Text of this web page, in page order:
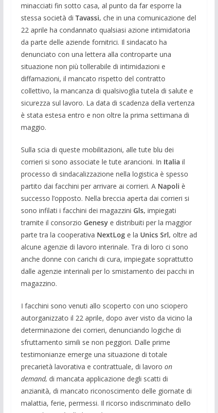
minacciati fin sotto casa, al punto da far esporre la
stessa società di Tavassi, che in una comunicazione del
22 aprile ha condannato qualsiasi azione intimidatoria
da parte delle aziende fornitrici. Il sindacato ha
denunciato con una lettera alla controparte una
situazione non più tollerabile di intimidazioni e
diffamazioni, il mancato rispetto del contratto
collettivo, la mancanza di qualsivoglia tutela di salute e
sicurezza sul lavoro. La data di scadenza della vertenza
è stata estesa entro e non oltre la prima settimana di
maggio.
Sulla scia di queste mobilitazioni, alle tute blu dei
corrieri si sono associate le tute arancioni. In Italia il
processo di sindacalizzazione nella logistica è spesso
partito dai facchini per arrivare ai corrieri. A Napoli è
successo l’opposto. Nella breccia aperta dai corrieri si
sono infilati i facchini dei magazzini Gls, impiegati
tramite il consorzio Genesye distribuiti per la maggior
parte tra la cooperativa NextLoge la Unics Srl, oltre ad
alcune agenzie di lavoro interinale. Tra di loro ci sono
anche donne con carichi di cura, impiegate soprattutto
dalle agenzie interinali per lo smistamento dei pacchi in
magazzino.
I facchini sono venuti allo scoperto con uno sciopero
autorganizzato il 22 aprile, dopo aver visto da vicino la
determinazione dei corrieri, denunciando logiche di
sfruttamento simili se non peggiori. Dalle prime
testimonianze emerge una situazione di totale
precarietà lavorativa e contrattuale, di lavoro on
demand, di mancata applicazione degli scatti di
anzianità, di mancato riconoscimento delle giornate di
malattia, ferie, permessi. Il ricorso indiscriminato dello